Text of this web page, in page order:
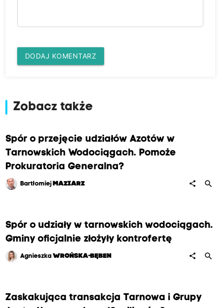
DODAJ KOMENTARZ
Zobacz także
Spór o przejęcie udziałów Azotów w
Tarnowskich Wodociągach. Pomoże
Prokuratoria Generalna?
Bartłomiej MAZIARZ share search
Spór o udziały w tarnowskich wodociągach.
Gminy oficjalnie złożyły kontrofertę
Agnieszka WROŃSKA-BĘBEN share search
Zaskakująca transakcja Tarnowa i Grupy